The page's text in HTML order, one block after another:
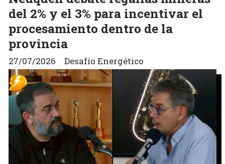
del 2% y el 3% para incentivar el
procesamiento dentro de la
provincia
Desafío Energético
27/07/2026